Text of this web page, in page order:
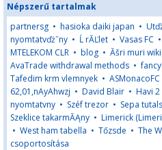
Népszerű tartalmak
partnersg • hasioka daiki japan •
nyomtatvďż˝ny • Ĺ rĂĽlet • Vasas FC •
MTELEKOM CLR • blog • Ăšri muri
AvaTrade withdrawal methods •
Tafedim krm vlemnyek • ASMonacoFC
62,01,nAyAhwzj • David Blair • Havi
nyomtatvny • Széf trezor • Sepa
Szeklice takarmĂĄny • Limerick
• West ham tabella • Tőzsde • The
csoportosítása